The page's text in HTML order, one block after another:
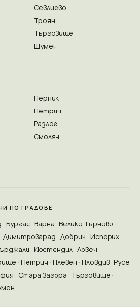
Севлиево
Троян
Търговище
Шумен
Перник
Петрич
Разлог
Смолян
ПО ГРАДОВЕ
Бургас Варна Велико Търново
Димитровград Добрич Исперих
Кюстендил Ловеч
Петрич Плевен Пловдив Русе
Стара Загора Търговище